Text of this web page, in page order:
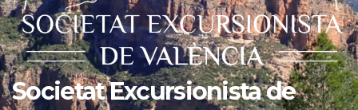
Societat Excursionista de